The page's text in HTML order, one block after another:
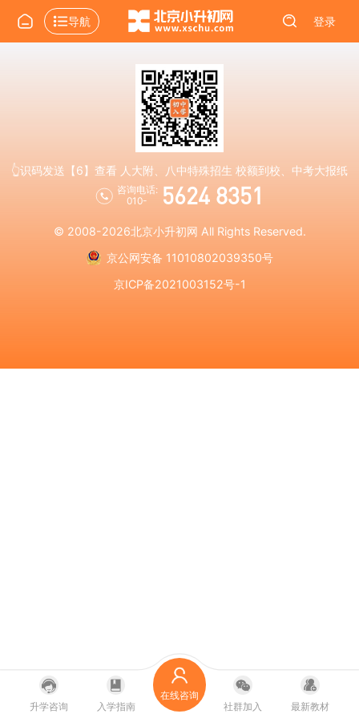
导航 登录
👆识码发送【6】查看 人大附、八中特殊招生 校额到校、中考大报纸
咨询电话:
010-
5624 8351
© 2008-2026北京小升初网 All Rights Reserved.
京公网安备 11010802039350号
京ICP备2021003152号-1
升学咨询 入学指南
在线咨询
社群加入
最新教材